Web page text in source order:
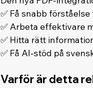
✅ Få snabb
✅ Arbeta effektivare
✅ Hitta rätt
✅ Få AI-stöd på
Varför är detta